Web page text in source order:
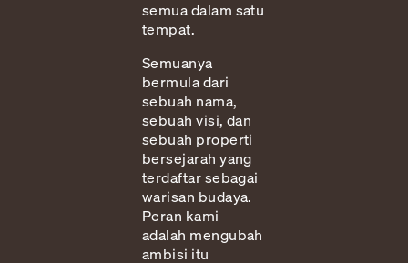
semua dalam satu
tempat.
Semuanya
bermula dari
sebuah nama,
sebuah visi, dan
sebuah properti
bersejarah yang
terdaftar sebagai
warisan budaya.
Peran kami
adalah mengubah
ambisi itu